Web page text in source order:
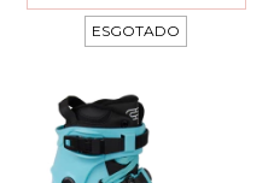
ESGOTADO